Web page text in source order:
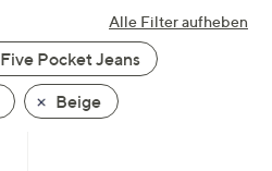
Alle Filter aufheben
Five Pocket Jeans
Beige